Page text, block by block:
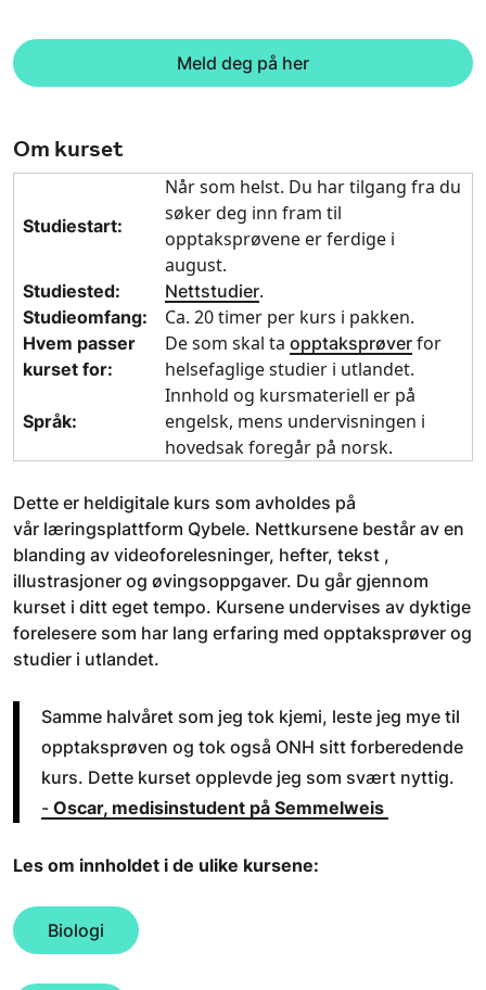
Meld deg på her
Om kurset
Studiestart:
Når som helst. Du har tilgang fra du
søker deg inn fram til
opptaksprøvene er ferdige i
august.
Studiested: Nettstudier.
Studieomfang: Ca. 20 timer per kurs i pakken.
Hvem passer
kurset for:
De som skal ta opptaksprøver for
helsefaglige studier i utlandet.
Språk:
Innhold og kursmateriell er på
engelsk, mens undervisningen i
hovedsak foregår på norsk.
Dette er heldigitale kurs som avholdes på
vår læringsplattform Qybele. Nettkursene består av en
blanding av videoforelesninger, hefter, tekst ,
illustrasjoner og øvingsoppgaver. Du går gjennom
kurset i ditt eget tempo. Kursene undervises av dyktige
forelesere som har lang erfaring med opptaksprøver og
studier i utlandet.
Samme halvåret som jeg tok kjemi, leste jeg mye til
opptaksprøven og tok også ONH sitt forberedende
kurs. Dette kurset opplevde jeg som svært nyttig.
- Oscar, medisinstudent på Semmelweis
Les om innholdet i de ulike kursene:
Biologi